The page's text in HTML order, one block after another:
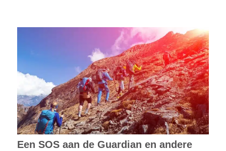
Een SOS aan de Guardian en andere